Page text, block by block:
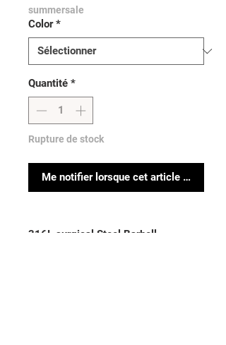
summersale
Color *
Quantité *
Rupture de stock
Me notifier lorsque cet article est
316L surgical Steel Barbell